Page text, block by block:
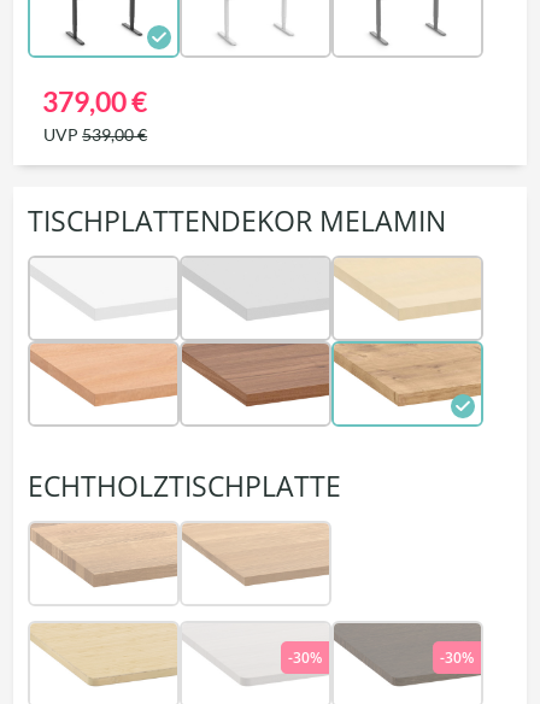
379,00 €
UVP539,00 €
TISCHPLATTENDEKOR MELAMIN
ECHTHOLZTISCHPLATTE
-30% -30%